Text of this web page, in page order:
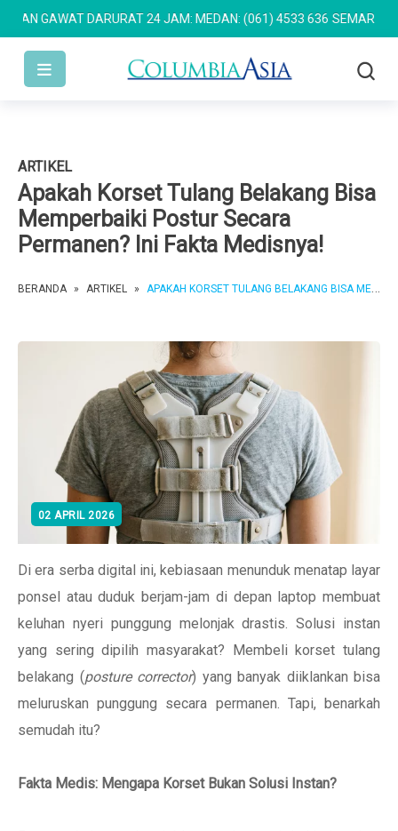
GAWAT DARURAT 24 JAM: MEDAN: (061) 4533 636 SEMARANG:
ARTIKEL
Apakah Korset Tulang Belakang Bisa
Memperbaiki Postur Secara
Permanen? Ini Fakta Medisnya!
BERANDA » ARTIKEL » APAKAH KORSET TULANG BELAKANG BISA MEMPERBAIKI POSTUR SECARA PERMANEN? INI FAKTA MEDISNYA!
02 APRIL 2026
Di era serba digital ini, kebiasaan menunduk menatap layar
ponsel atau duduk berjam-jam di depan laptop membuat
keluhan nyeri punggung melonjak drastis. Solusi instan
yang sering dipilih masyarakat? Membeli korset tulang
belakang (posture corrector) yang banyak diiklankan bisa
meluruskan punggung secara permanen. Tapi, benarkah
semudah itu?
Fakta Medis: Mengapa Korset Bukan Solusi Instan?